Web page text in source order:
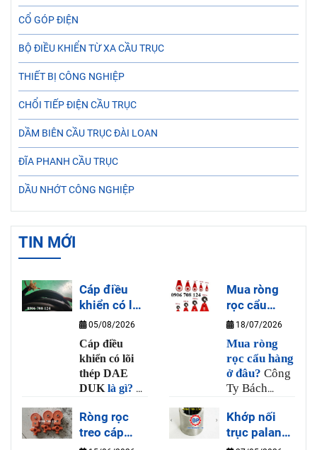
CỔ GÓP ĐIỆN
BỘ ĐIỀU KHIỂN TỪ XA CẦU TRỤC
THIẾT BỊ CÔNG NGHIỆP
CHỔI TIẾP ĐIỆN CẦU TRỤC
DẦM BIÊN CẦU TRỤC ĐÀI LOAN
ĐĨA PHANH CẦU TRỤC
DẦU NHỚT CÔNG NGHIỆP
TIN MỚI
Cáp điều
khiển có lõi
thép DAE
DUK là gì?
05/08/2026
Cáp điều
khiển có lõi
thép DAE
DUK là gì? Là
điều khiển cho
tay bấm cầu
Mua ròng
rọc cẩu
hàng ở đâu?
18/07/2026
Mua ròng
rọc cẩu hàng
ở đâu? Công
Ty Bách
nơi bán ròng
rọc cẩu hàng
Ròng rọc
treo cáp
Khớp nối
trục palang